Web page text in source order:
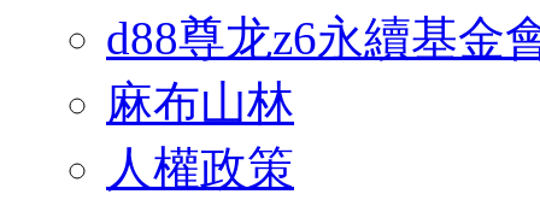
d88尊龙z6永續基金
麻布山林
人權政策